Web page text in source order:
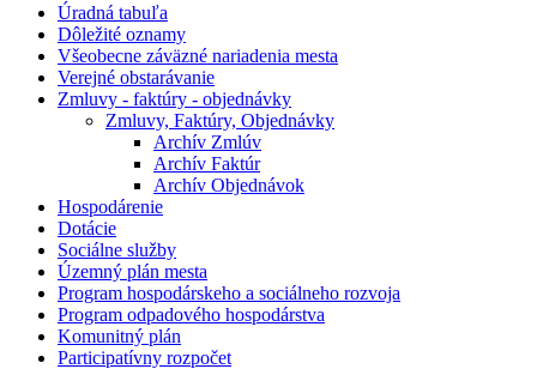
Úradná tabuľa
Dôležité oznamy
Všeobecne záväzné nariadenia mesta
Verejné obstarávanie
Zmluvy - faktúry - objednávky
Zmluvy, Faktúry, Objednávky
Archív Zmlúv
Archív Faktúr
Archív Objednávok
Hospodárenie
Dotácie
Sociálne služby
Územný plán mesta
Program hospodárskeho a sociálneho rozvoja
Program odpadového hospodárstva
Komunitný plán
Participatívny rozpočet